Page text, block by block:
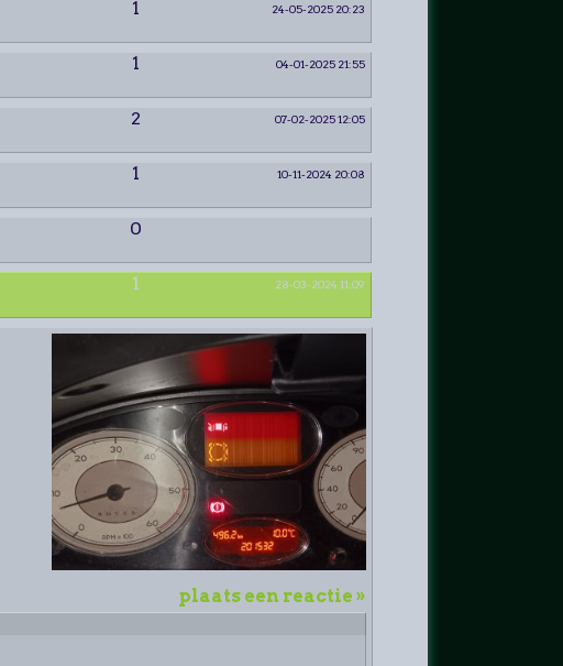
1
24-05-2025 20:23
1
04-01-2025 21:55
2
07-02-2025 12:05
1
10-11-2024 20:08
0
1
28-03-2024 11:09
plaats een reactie »